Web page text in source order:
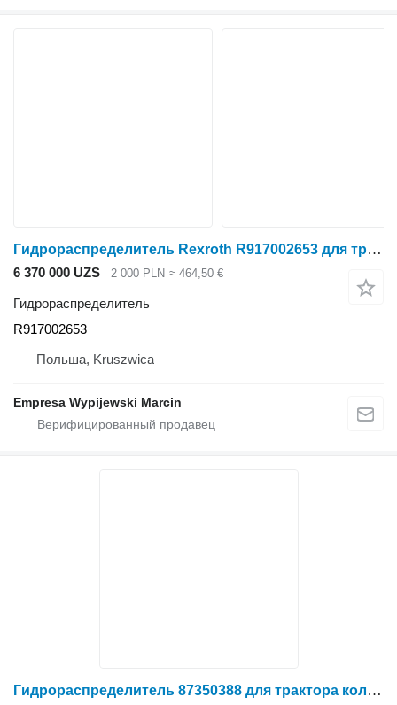
Гидрораспределитель Rexroth R917002653 для трактора колесного Case IH
6 370 000 UZS 2 000 PLN ≈ 464,50 €
Гидрораспределитель
R917002653
Польша, Kruszwica
Empresa Wypijewski Marcin
Гидрораспределитель 87350388 для трактора колесного Case IH STEIGER 330 4WD